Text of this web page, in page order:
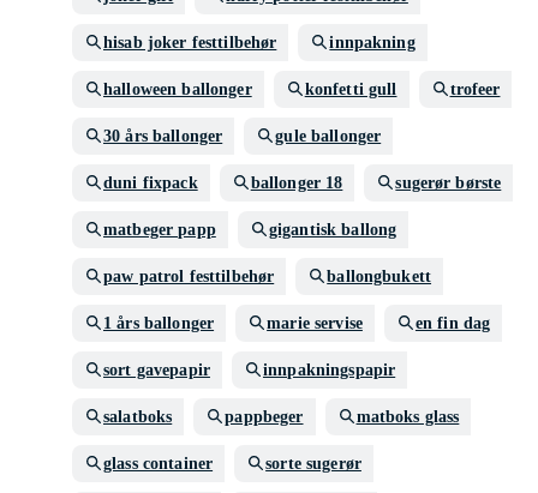
hisab joker festtilbehør innpakning
halloween ballonger konfetti gull trofeer
30 års ballonger gule ballonger
duni fixpack ballonger 18 sugerør børste
matbeger papp gigantisk ballong
paw patrol festtilbehør ballongbukett
1 års ballonger marie servise en fin dag
sort gavepapir innpakningspapir
salatboks pappbeger matboks glass
glass container sorte sugerør